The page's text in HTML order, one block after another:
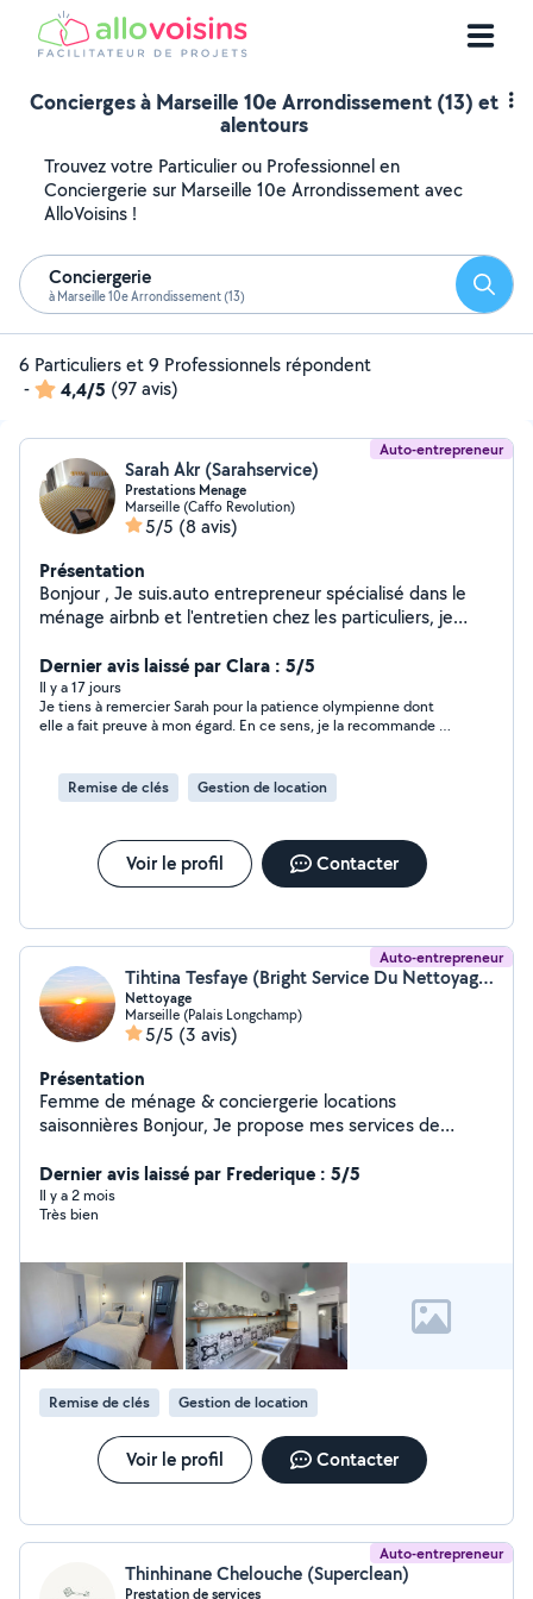
Concierges à Marseille 10e Arrondissement (13) et
alentours
Trouvez votre Particulier ou Professionnel en
Conciergerie sur Marseille 10e Arrondissement avec
AlloVoisins !
Conciergerie
à Marseille 10e Arrondissement (13)
6 Particuliers et 9 Professionnels répondent
-
4,4/5 (97 avis)
Auto-entrepreneur
Sarah Akr (Sarahservice)
Prestations Menage
Marseille (Caffo Revolution)
5/5 (8 avis)
Présentation
Bonjour , Je suis.auto entrepreneur spécialisé dans le
ménage airbnb et l'entretien chez les particuliers, je
Ponctuel, discret et minutieux, je m'adapte à vos
besoins et à vos horaires afin de garantir un logement
propre, accueillant et impeccable.
Dernier avis laissé par Clara : 5/5
Il y a 17 jours
Je tiens à remercier Sarah pour la patience olympienne dont
elle a fait preuve à mon égard. En ce sens, je la recommande à
Remise de clés Gestion de location
Voir le profil Contacter
Auto-entrepreneur
Tihtina Tesfaye (Bright Service Du Nettoyage)
Nettoyage
Marseille (Palais Longchamp)
5/5 (3 avis)
Présentation
Femme de ménage & conciergerie locations
saisonnières Bonjour, Je propose mes services de
saisonnières (Airbnb, Booking). Ménage complet
Nettoyage entre deux locations Changement du linge
Gestion des entrées/sorties voyageurs Travail sérieux et
pas à me contacter pour plus d'informations.
Dernier avis laissé par Frederique : 5/5
Il y a 2 mois
Très bien
Remise de clés Gestion de location
Voir le profil Contacter
Auto-entrepreneur
Thinhinane Chelouche (Superclean)
Prestation de services